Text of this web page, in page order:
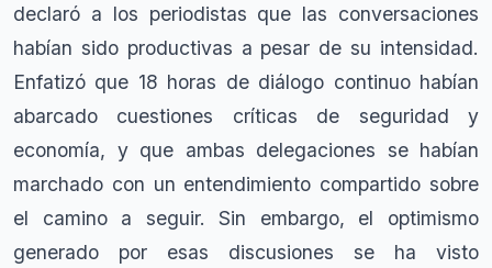
declaró a los periodistas que las conversaciones
habían sido productivas a pesar de su intensidad.
Enfatizó que 18 horas de diálogo continuo habían
abarcado cuestiones críticas de seguridad y
economía, y que ambas delegaciones se habían
marchado con un entendimiento compartido sobre
el camino a seguir. Sin embargo, el optimismo
generado por esas discusiones se ha visto